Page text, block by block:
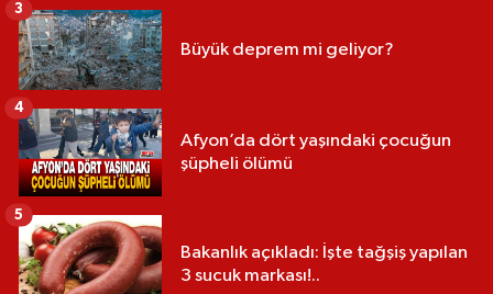
Büyük deprem mi geliyor?
3
Afyon’da dört yaşındaki çocuğun
şüpheli ölümü
4
Bakanlık açıkladı: İşte tağşiş yapılan
3 sucuk markası!..
5